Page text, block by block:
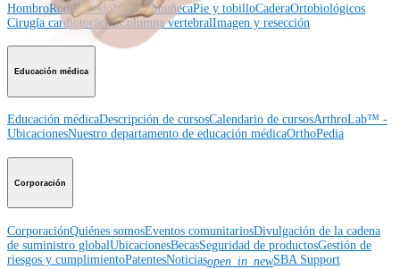
HombroRodilla CodoMano y muñecaPie y tobilloCaderaOrtobiológicos
Cirugía cardiotorácicaColumna vertebralImagen y resección
Educación médica
Educación médicaDescripción de cursosCalendario de cursosArthroLab™ -
UbicacionesNuestro departamento de educación médicaOrthoPedia
Corporación
CorporaciónQuiénes somosEventos comunitariosDivulgación de la cadena
de suministro globalUbicacionesBecasSeguridad de productosGestión de
riesgos y cumplimientoPatentesNoticiasopen_in_newSBA Support